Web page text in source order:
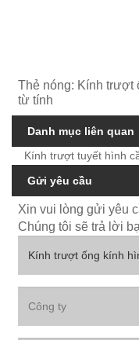
Thẻ nóng: Kính trượt
từ tính
Danh mục liên quan
Kính trượt tuyết hình
Gửi yêu cầu
Xin vui lòng gửi yêu
Chúng tôi sẽ trả lời